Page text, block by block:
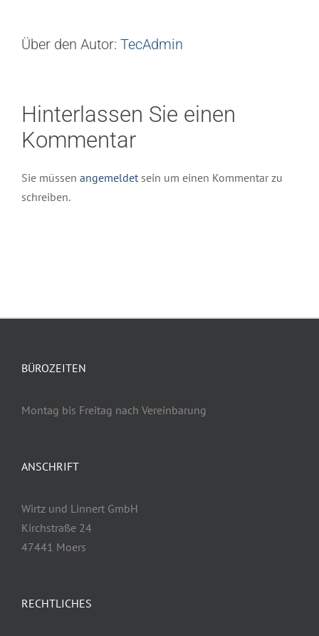
Über den Autor: TecAdmin
Hinterlassen Sie einen
Kommentar
Sie müssen angemeldet sein um einen Kommentar zu
schreiben.
RECHTLICHES
ANSCHRIFT
Wirtz und Linnert GmbH
Kirchstraße 24
47441 Moers
BÜROZEITEN
Montag bis Freitag nach Vereinbarung